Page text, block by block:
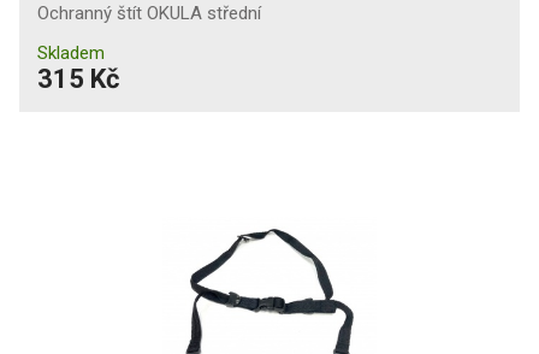
Ochranný štít OKULA střední
Skladem
315 Kč